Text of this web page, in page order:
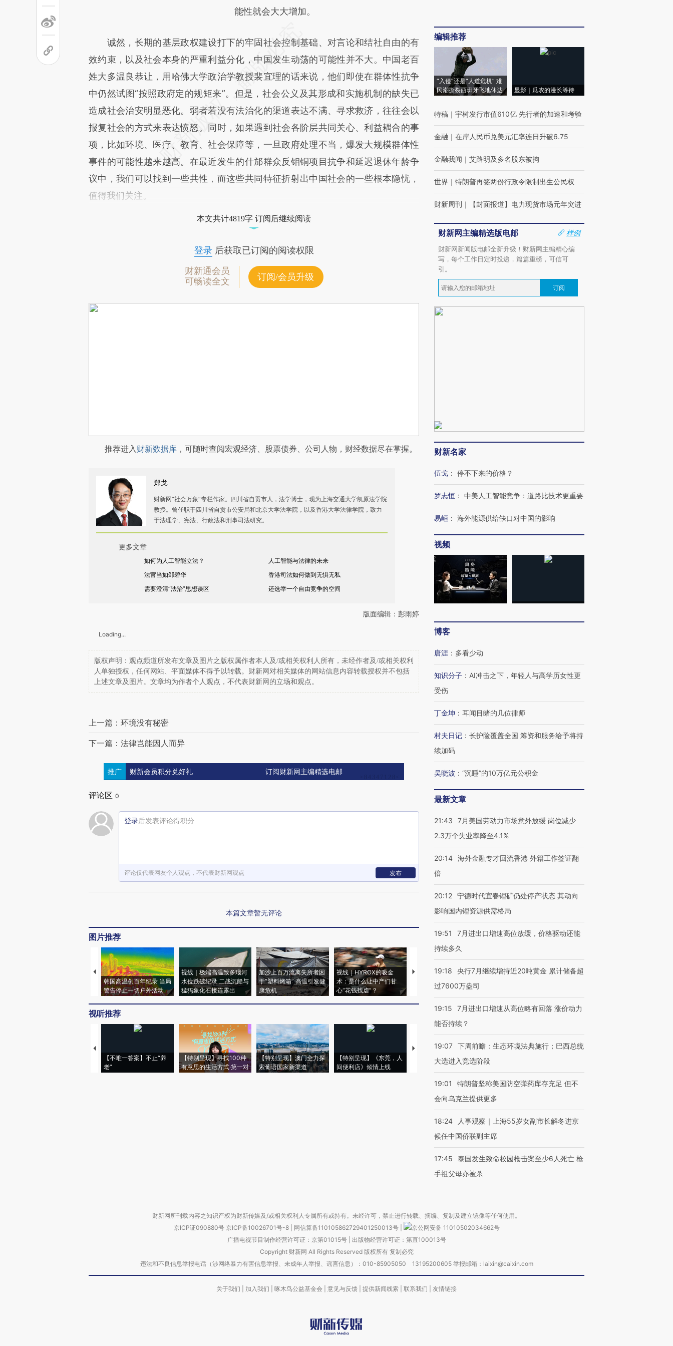
能性就会大大增加。
诚然，长期的基层政权建设打下的牢固社会控制基础、对言论和结社自由的有
效约束，以及社会本身的严重利益分化，中国发生动荡的可能性并不大。中国老百
姓大多温良恭让，用哈佛大学政治学教授裴宜理的话来说，他们即使在群体性抗争
中仍然试图“按照政府定的规矩来”。但是，社会公义及其形成和实施机制的缺失已
造成社会治安明显恶化。弱者若没有法治化的渠道表达不满、寻求救济，往往会以
报复社会的方式来表达愤怒。同时，如果遇到社会各阶层共同关心、利益耦合的事
项，比如环境、医疗、教育、社会保障等，一旦政府处理不当，爆发大规模群体性
事件的可能性越来越高。在最近发生的什邡群众反钼铜项目抗争和延迟退休年龄争
议中，我们可以找到一些共性，而这些共同特征折射出中国社会的一些根本隐忧，
值得我们关注。
本文共计4819字 订阅后继续阅读
登录后获取已订阅的阅读权限
财新通会员
可畅读全文
订阅/会员升级
推荐进入财新数据库 ，可随时查阅宏观经济、股票债券、公司人物，财经数据尽在掌握。
郑戈
财新网“社会万象”专栏作家。四川省自贡市人，法学博士，现为上海交通大学凯原法学院
教授。曾任职于四川省自贡市公安局和北京大学法学院，以及香港大学法律学院，致力
于法理学、宪法、行政法和刑事司法研究。
更多文章
如何为人工智能立法？
人工智能与法律的未来
法官当如邹碧华
香港司法如何做到无惧无私
需要澄清“法治”思想误区
还选举一个自由竞争的空间
版面编辑：彭雨婷
Loading...
版权声明：观点频道所发布文章及图片之版权属作者本人及/或相关权利人所有，未经作者及/或相关权利
人单独授权，任何网站、平面媒体不得予以转载。财新网对相关媒体的网站信息内容转载授权并不包括
上述文章及图片。文章均为作者个人观点，不代表财新网的立场和观点。
上一篇：环境没有秘密
下一篇：法律岂能因人而异
推广 财新会员积分兑好礼 订阅财新网主编精选电邮
评论区 0
登录后发表评论得积分
评论仅代表网友个人观点，不代表财新网观点 发布
本篇文章暂无评论
图片推荐
韩国高温创百年纪录 当局
警告停止一切户外活动
视线｜极端高温致多瑙河
水位跌破纪录 二战沉船与
猛犸象化石接连露出
加沙上百万流离失所者困
于“塑料烤箱” 高温引发健
康危机
视线｜HYROX的吸金
术：是什么让中产们甘
心“花钱找虐”？
马航飞行员跨国走私7万
粒摇头丸 尿检体内含3种
视线｜被称为“蟑螂”的印
视线｜“入侵”还是“人道危
视听推荐
【不唯一答案】不止“养
老”
【特别呈现】寻找100种
有意思的生活方式·第一对
【特别呈现】澳门全力探
索葡语国家新渠道
【特别呈现】《东莞，人
间便利店》倾情上线
【推广】走进第四届链博
会，让数智科技“链”接产
【商旅对话】华住集团
编辑推荐
“入侵”还是“人道危机” 难
民潮撕裂西班牙飞地休达
显影｜瓜农的漫长等待
特稿 ｜ 宇树发行市值610亿 先行者的加速和考验
金融 ｜ 在岸人民币兑美元汇率连日升破6.75
金融我闻 ｜ 艾路明及多名股东被拘
世界 ｜ 特朗普再签两份行政令限制出生公民权
财新周刊 ｜ 【封面报道】电力现货市场元年突进
财新网主编精选版电邮
样例
财新网新闻版电邮全新升级！财新网主编精心编
写，每个工作日定时投递，篇篇重磅，可信可
引。
订阅
财新名家
伍戈 ： 停不下来的价格？
罗志恒 ： 中美人工智能竞争：道路比技术更重要
易峘 ： 海外能源供给缺口对中国的影响
视频
博客
唐涯 ： 多看少动
知识分子 ： AI冲击之下，年轻人与高学历女性更
受伤
丁金坤 ： 耳闻目睹的几位律师
村夫日记 ： 长护险覆盖全国 筹资和服务给予将持
续加码
吴晓波 ： “沉睡”的10万亿元公积金
最新文章
21:43
7月美国劳动力市场意外放缓 岗位减少
2.3万个失业率降至4.1%
20:14 海外金融专才回流香港 外籍工作签证翻
倍
20:12 宁德时代宜春锂矿仍处停产状态 其动向
影响国内锂资源供需格局
19:51
7月进出口增速高位放缓，价格驱动还能
持续多久
19:18
央行7月继续增持近20吨黄金 累计储备超
过7600万盎司
19:15
7月进出口增速从高位略有回落 涨价动力
能否持续？
19:07 下周前瞻：生态环境法典施行；巴西总统
大选进入竞选阶段
19:01
特朗普坚称美国防空弹药库存充足 但不
会向乌克兰提供更多
18:24
人事观察｜上海55岁女副市长解冬进京
候任中国侨联副主席
17:45
泰国发生致命校园枪击案至少6人死亡 枪
手祖父母亦被杀
财新网所刊载内容之知识产权为财新传媒及/或相关权利人专属所有或持有。未经许可，禁止进行转载、摘编、复制及建立镜像等任何使用。
京ICP证090880号 京ICP备10026701号-8 网信算备110105862729401250013号
京公网安备 11010502034662号
广播电视节目制作经营许可证：京第01015号| 出版物经营许可证：第直100013号
Copyright 财新网 All Rights Reserved 版权所有 复制必究
违法和不良信息举报电话（涉网络暴力有害信息举报、未成年人举报、谣言信息）：010-85905050 13195200605 举报邮箱：laixin@caixin.com
关于我们 加入我们 啄木鸟公益基金会 意见与反馈 提供新闻线索 联系我们 友情链接